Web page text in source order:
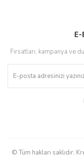
Fırsatları, kampanya ve
© Tüm hakları saklıdır.